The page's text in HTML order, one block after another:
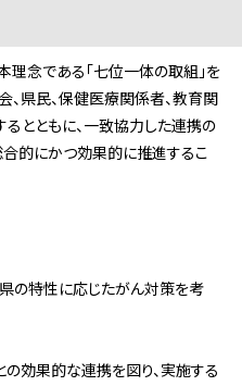
念である「七位一体の取組」を
、県民、保健医療関係者、教育関
とともに、一致協力した連携の
的にかつ効果的に推進するこ
の特性に応じたがん対策を考
効果的な連携を図り、実施する